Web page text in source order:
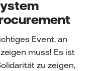
Event, an
muss! Es ist
zu zeigen,